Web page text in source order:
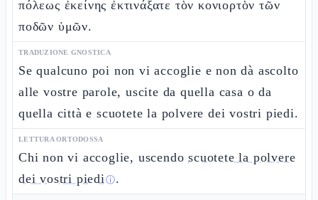
πόλεως ἐκείνης ἐκτινάξατε τὸν κονιορτὸν τῶν
ποδῶν ὑμῶν.
TRADUZIONE GNOSTICA
Se qualcuno poi non vi accoglie e non dà ascolto
alle vostre parole, uscite da quella casa o da
quella città e scuotete la polvere dei vostri piedi.
LETTURA ORTODOSSA
Chi non vi accoglie, uscendoscuotete la polvere
dei vostri piediⓘ.